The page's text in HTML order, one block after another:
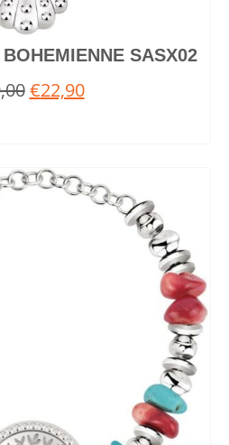
SASX02
€22,90